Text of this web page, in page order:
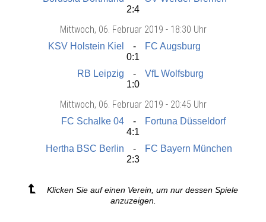
2:4
Mittwoch, 06. Februar 2019 - 18:30 Uhr
KSV Holstein Kiel
FC Augsburg
0:1
RB Leipzig
VfL Wolfsburg
1:0
Mittwoch, 06. Februar 2019 - 20:45 Uhr
FC Schalke 04
Fortuna Düsseldorf
4:1
Hertha BSC Berlin
FC Bayern München
2:3
Klicken Sie auf einen Verein, um nur dessen Spiele
anzuzeigen.